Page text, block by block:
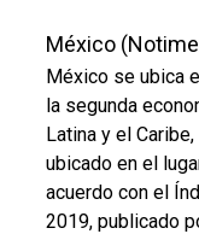
México
México se ubica
la segunda
Latina y el
ubicado en el
acuerdo con el
2019, publicado